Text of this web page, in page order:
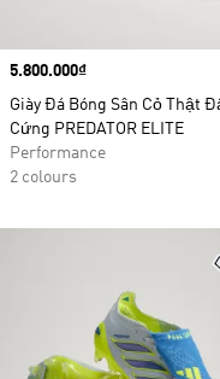
Price
5.800.000₫
Giày Đá Bóng Sân Cỏ Thật
Cứng PREDATOR ELITE
Performance
2 colours